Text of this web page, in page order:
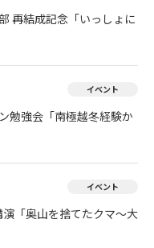
再結成記念「いっしょに
イベント
勉強会「南極越冬経験か
イベント
「奥山を捨てたクマ～大